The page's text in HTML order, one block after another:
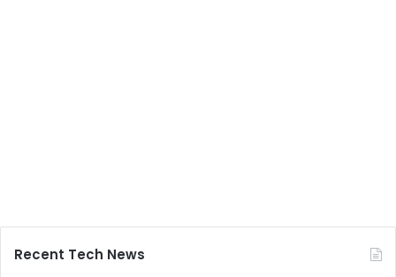
Recent Tech News